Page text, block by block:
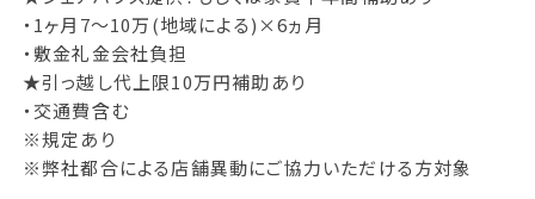
・1ヶ月7～10万(地域による)×6ヵ月
・敷金礼金会社負担
★引っ越し代上限10万円補助あり
・交通費含む
※規定あり
※弊社都合による店舗異動にご協力いただける方対象